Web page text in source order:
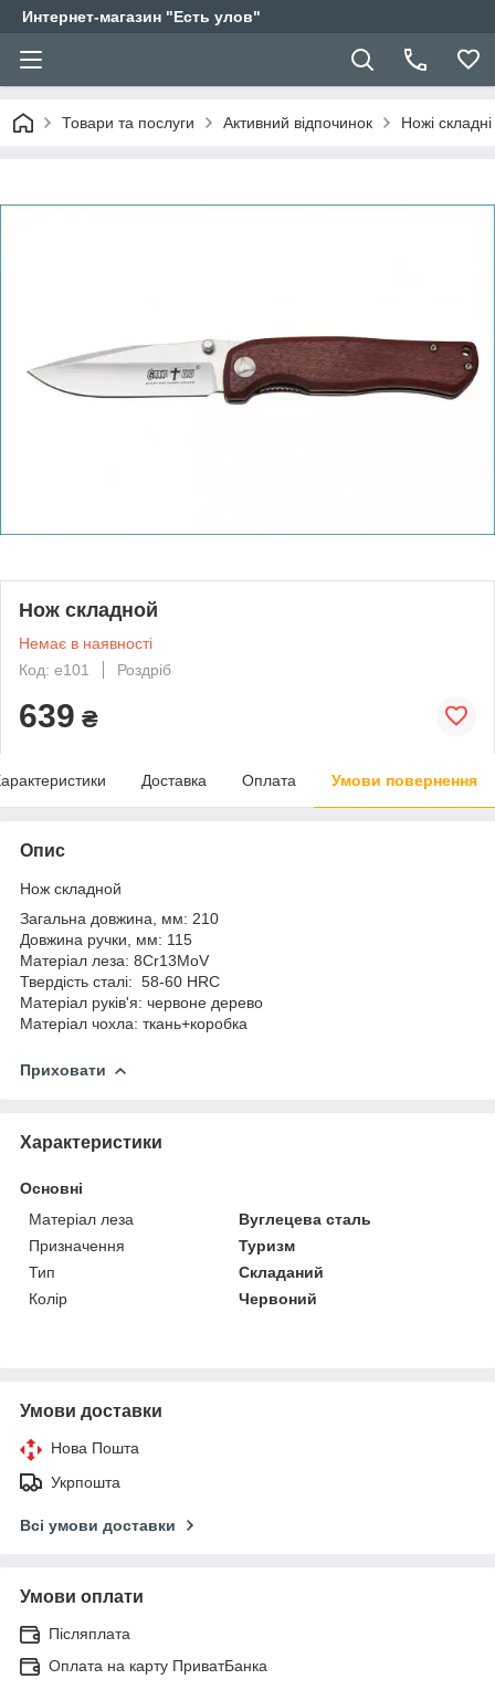
Интернет-магазин "Есть улов"
Товари та послуги Активний відпочинок Ножі складні
Нож складной
Немає в наявності
Код: е101
Роздріб
639 ₴
Доставка Оплата Умови повернення
Опис
Нож складной
Загальна довжина, мм: 210
Довжина ручки, мм: 115
Матеріал леза: 8Cr13MoV
Твердість сталі: 58-60 HRC
Матеріал руків'я: червоне дерево
Матеріал чохла: ткань+коробка
Приховати
Характеристики
Основні
Матеріал леза
Вуглецева сталь
Призначення
Туризм
Тип
Складаний
Колір
Червоний
Умови доставки
Нова Пошта
Укрпошта
Всі умови доставки
Умови оплати
Післяплата
Оплата на карту ПриватБанка